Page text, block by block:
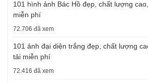
101 hình ảnh Bác Hồ đẹp, chất lượng
miễn phí
72.706 đã xem
101 ảnh đại diện trắng đẹp, chất lượng
tải miễn phí
72.416 đã xem